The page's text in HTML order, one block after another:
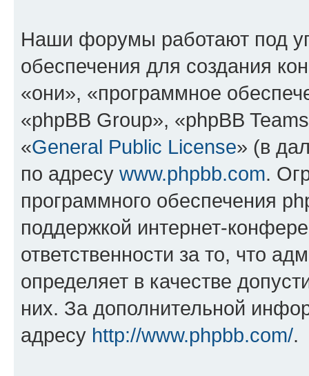
Наши форумы работают под
обеспечения для создания
«они», «программное
«phpBB Group», «phpBB
«General Public License» (в
по адресу www.phpbb.com.
программного обеспечения
поддержкой интернет-
ответственности за то, что
определяет в качестве
них. За дополнительной
адресу http://www.phpbb.com/.